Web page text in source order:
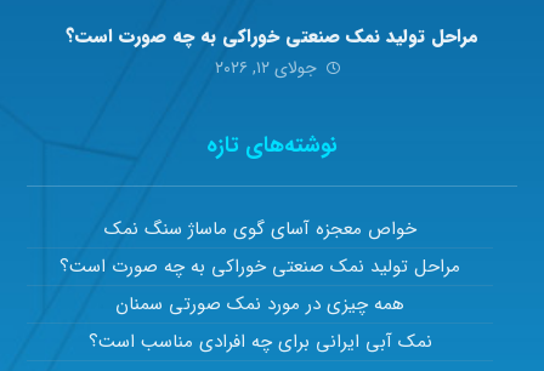
مراحل تولید نمک صنعتی خوراکی به چه صورت است؟
جولای ۱۲, ۲۰۲۶
نوشته‌های تازه
خواص معجزه آسای گوی ماساژ سنگ نمک
مراحل تولید نمک صنعتی خوراکی به چه صورت است؟
همه چیزی در مورد نمک صورتی سمنان
نمک آبی ایرانی برای چه افرادی مناسب است؟